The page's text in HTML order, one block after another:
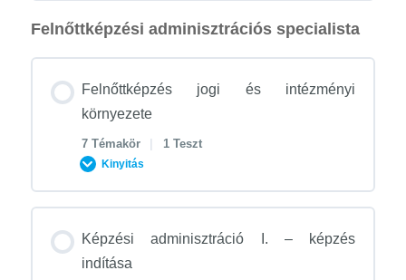
Felnőttképzési adminisztrációs specialista
Felnőttképzés jogi és intézményi
környezete
7 Témakör 1 Teszt
Kinyitás
0% BEFEJEZVE
Képzési adminisztráció I. – képzés
indítása